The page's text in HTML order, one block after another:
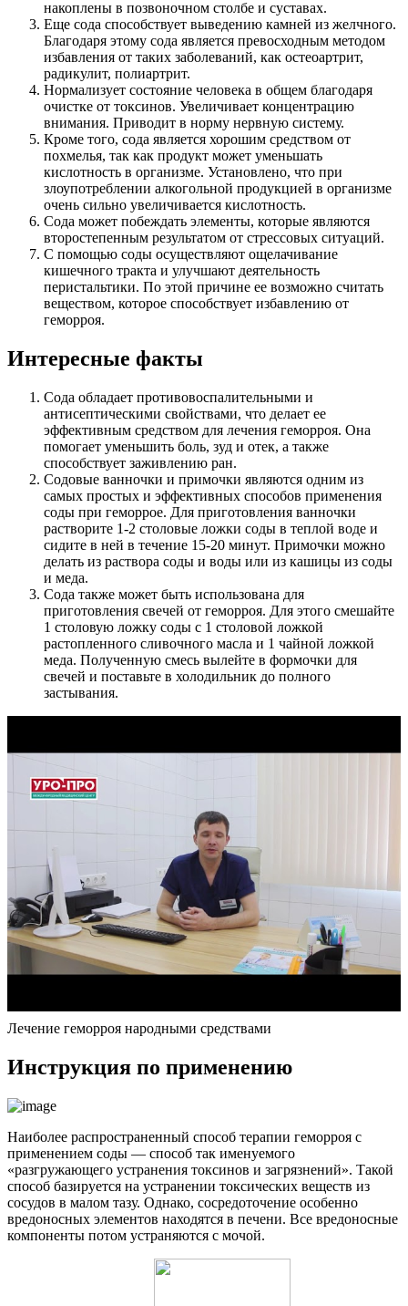
накоплены в позвоночном столбе и суставах.
Еще сода способствует выведению камней из желчного.
Благодаря этому сода является превосходным методом
избавления от таких заболеваний, как остеоартрит,
радикулит, полиартрит.
Нормализует состояние человека в общем благодаря
очистке от токсинов. Увеличивает концентрацию
внимания. Приводит в норму нервную систему.
Кроме того, сода является хорошим средством от
похмелья, так как продукт может уменьшать
кислотность в организме. Установлено, что при
злоупотреблении алкогольной продукцией в организме
очень сильно увеличивается кислотность.
Сода может побеждать элементы, которые являются
второстепенным результатом от стрессовых ситуаций.
С помощью соды осуществляют ощелачивание
кишечного тракта и улучшают деятельность
перистальтики. По этой причине ее возможно считать
веществом, которое способствует избавлению от
геморроя.
Интересные факты
Сода обладает противовоспалительными и
антисептическими свойствами, что делает ее
эффективным средством для лечения геморроя. Она
помогает уменьшить боль, зуд и отек, а также
способствует заживлению ран.
Содовые ванночки и примочки являются одним из
самых простых и эффективных способов применения
соды при геморрое. Для приготовления ванночки
растворите 1-2 столовые ложки соды в теплой воде и
сидите в ней в течение 15-20 минут. Примочки можно
делать из раствора соды и воды или из кашицы из соды
и меда.
Сода также может быть использована для
приготовления свечей от геморроя. Для этого смешайте
1 столовую ложку соды с 1 столовой ложкой
растопленного сливочного масла и 1 чайной ложкой
меда. Полученную смесь вылейте в формочки для
свечей и поставьте в холодильник до полного
застывания.
Лечение геморроя народными средствами
Инструкция по применению
Наиболее распространенный способ терапии геморроя с
применением соды — способ так именуемого
«разгружающего устранения токсинов и загрязнений». Такой
способ базируется на устранении токсических веществ из
сосудов в малом тазу. Однако, сосредоточение особенно
вредоносных элементов находятся в печени. Все вредоносные
компоненты потом устраняются с мочой.